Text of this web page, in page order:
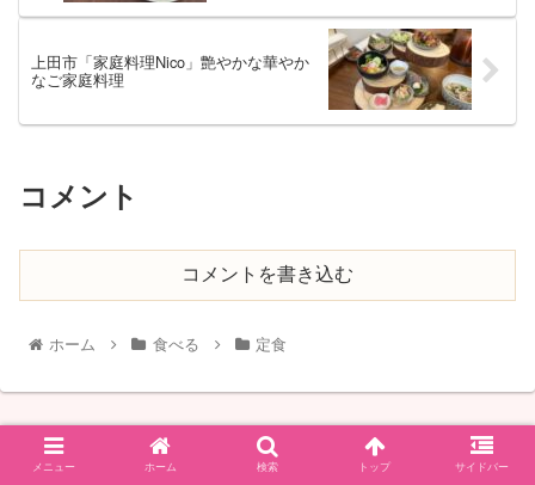
上田市「家庭料理Nico」艶やかな華やか
なご家庭料理
コメント
コメントを書き込む
ホーム 食べる 定食
メニュー ホーム 検索 トップ サイドバー